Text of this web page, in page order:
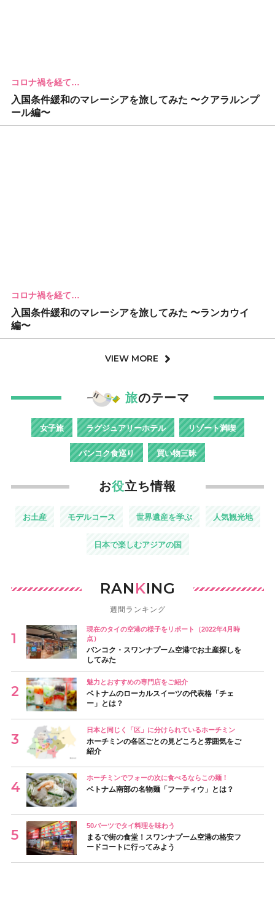
コロナ禍を経て…
入国条件緩和のマレーシアを旅してみた 〜クアラルンプ
ール編〜
コロナ禍を経て…
入国条件緩和のマレーシアを旅してみた 〜ランカウイ
編〜
VIEW MORE
旅のテーマ
女子旅 ラグジュアリーホテル リゾート満喫
バンコク食巡り 買い物三昧
お役立ち情報
お土産 モデルコース 世界遺産を学ぶ 人気観光地
日本で楽しむアジアの国
RANKING
週間ランキング
現在のタイの空港の様子をリポート（2022年4月時
点）
バンコク・スワンナプーム空港でお土産探しを
してみた
魅力とおすすめの専門店をご紹介
ベトナムのローカルスイーツの代表格「チェ
ー」とは？
日本と同じく「区」に分けられているホーチミン
ホーチミンの各区ごとの見どころと雰囲気をご
紹介
ホーチミンでフォーの次に食べるならこの麺！
ベトナム南部の名物麺「フーティウ」とは？
50バーツでタイ料理を味わう
まるで街の食堂！スワンナプーム空港の格安フ
ードコートに行ってみよう